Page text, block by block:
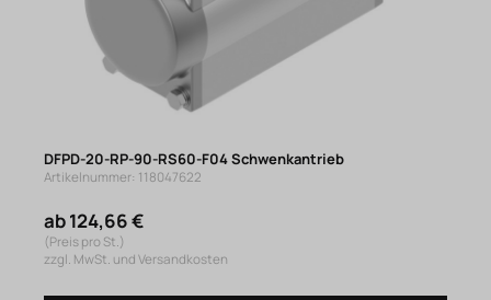
DFPD-20-RP-90-RS60-F04 Schwenkantrieb
Artikelnummer: 118047622
ab 124,66 €
(Preis pro St.)
zzgl. MwSt. und Versandkosten